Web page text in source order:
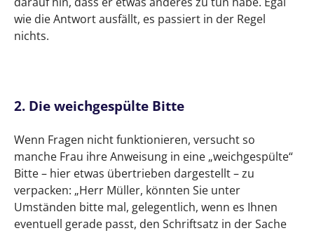
wie die Antwort ausfällt, es passiert in der Regel
nichts.
2. Die weichgespülte Bitte
Wenn Fragen nicht funktionieren, versucht so
manche Frau ihre Anweisung in eine „weichgespülte“
Bitte – hier etwas übertrieben dargestellt – zu
verpacken: „Herr Müller, könnten Sie unter
Umständen bitte mal, gelegentlich, wenn es Ihnen
eventuell gerade passt, den Schriftsatz in der Sache